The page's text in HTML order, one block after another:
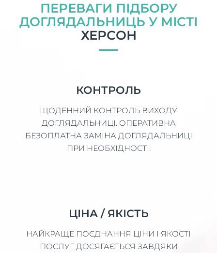
ПЕРЕВАГИ ПІДБОРУ
ДОГЛЯДАЛЬНИЦЬ У МІСТІ
ХЕРСОН
КОНТРОЛЬ
ЩОДЕННИЙ КОНТРОЛЬ ВИХОДУ
ДОГЛЯДАЛЬНИЦІ. ОПЕРАТИВНА
БЕЗОПЛАТНА ЗАМІНА ДОГЛЯДАЛЬНИЦІ
ПРИ НЕОБХІДНОСТІ.
ЦІНА / ЯКІСТЬ
НАЙКРАЩЕ ПОЄДНАННЯ ЦІНИ І ЯКОСТІ
ПОСЛУГ ДОСЯГАЄТЬСЯ ЗАВДЯКИ